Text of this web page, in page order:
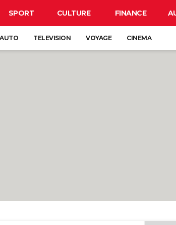
SPORT CULTURE FINANCE
AUTO TELEVISION VOYAGE CINEMA